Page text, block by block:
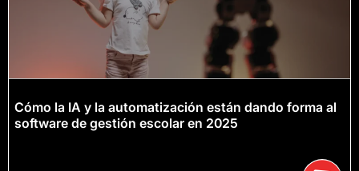
Cómo la IA y la automatización están dando forma al
software de gestión escolar en 2025